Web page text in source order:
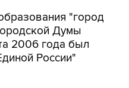
"город
Думы
2006 года был
России"